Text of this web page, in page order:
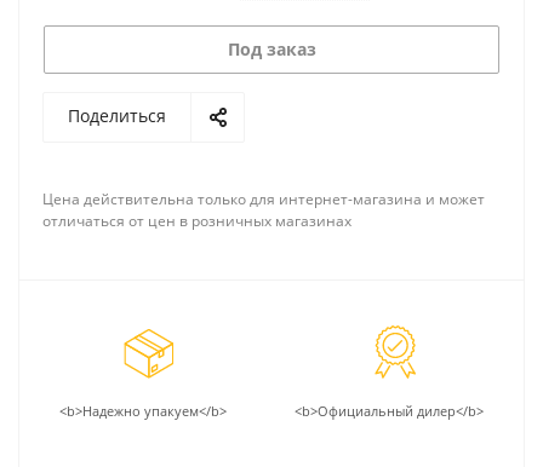
Под заказ
Поделиться
Цена действительна только для интернет-магазина и может
отличаться от цен в розничных магазинах
<b>Надежно упакуем</b> <b>Официальный дилер</b>